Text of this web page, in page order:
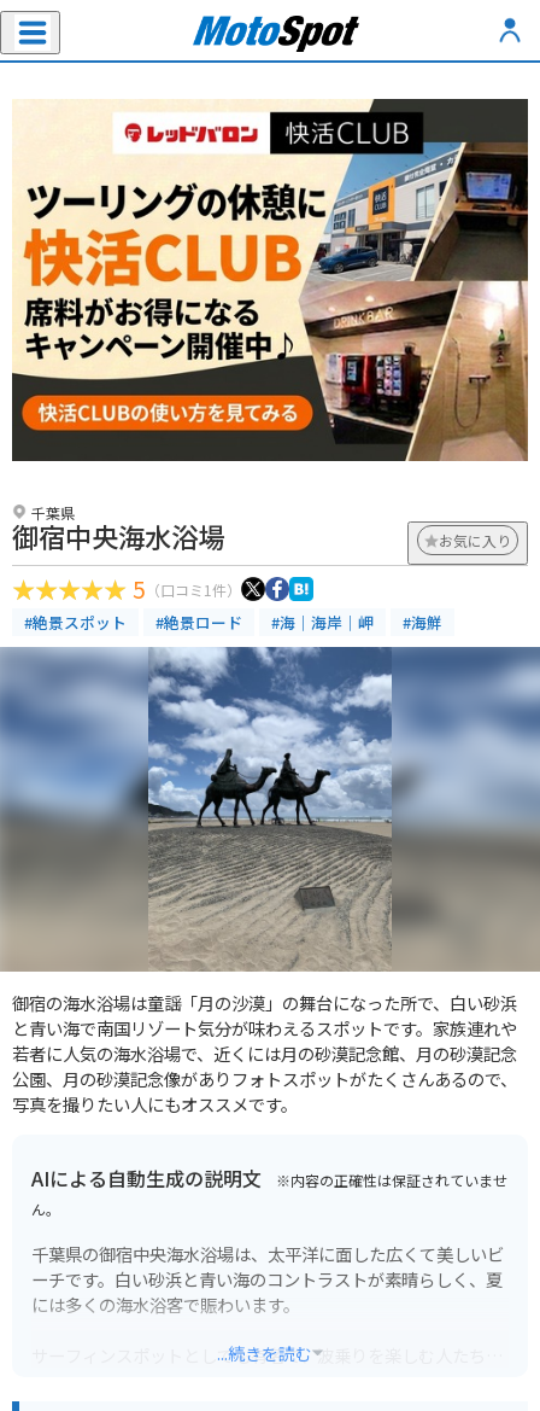
千葉県
御宿中央海水浴場 お気に入り
5 （口コミ1件）
#絶景スポット #絶景ロード #海｜海岸｜岬 #海鮮
御宿の海水浴場は童謡「月の沙漠」の舞台になった所で、白い砂浜
と青い海で南国リゾート気分が味わえるスポットです。家族連れや
若者に人気の海水浴場で、近くには月の砂漠記念館、月の砂漠記念
公園、月の砂漠記念像がありフォトスポットがたくさんあるので、
写真を撮りたい人にもオススメです。
AIによる自動生成の説明文 ※内容の正確性は保証されていませ
ん。
千葉県の御宿中央海水浴場は、太平洋に面した広くて美しいビ
ーチです。白い砂浜と青い海のコントラストが素晴らしく、夏
には多くの海水浴客で賑わいます。
サーフィンスポットとしても有名で、波乗りを楽しむ人たちに
...続きを読む